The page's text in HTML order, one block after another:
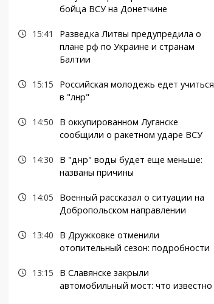
бойца ВСУ на Донетчине
15:41
Разведка Литвы предупредила о
плане рф по Украине и странам
Балтии
15:15
Российская молодежь едет учиться
в "лнр"
14:50
В оккупированном Луганске
сообщили о ракетном ударе ВСУ
14:30
В "днр" воды будет еще меньше:
названы причины
14:05
Военный рассказал о ситуации на
Добропольском направлении
13:40
В Дружковке отменили
отопительный сезон: подробности
13:15
В Славянске закрыли
автомобильный мост: что известно